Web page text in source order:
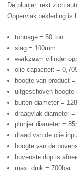
De plunjer trekt zich
Oppervlak bekleding is
tonnage = 50 ton
slag = 100mm
werkzaam cilinder
olie capaciteit =
hoogte van product =
uitgeschoven hoogte
buiten diameter =
draagvlak diameter =
plunjer diameter =
draad van de olie
hoogte van de
bovenste dop is
max. druk = 700bar